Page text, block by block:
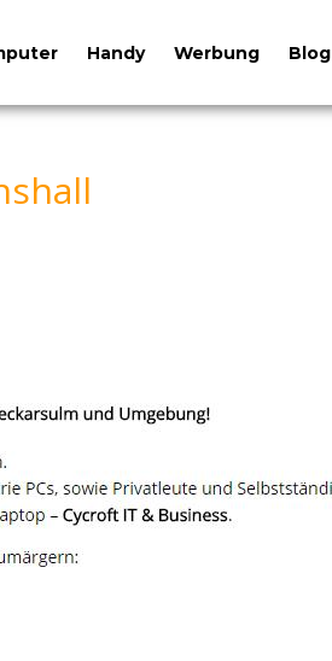
Handy Werbung Blog